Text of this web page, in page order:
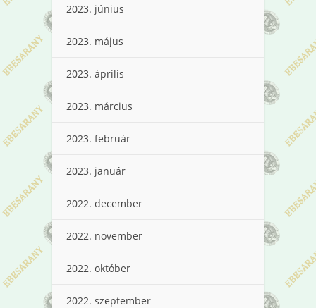
2023. június
2023. május
2023. április
2023. március
2023. február
2023. január
2022. december
2022. november
2022. október
2022. szeptember